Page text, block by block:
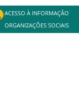
ACESSO À INFORMAÇÃO
ORGANIZAÇÕES SOCIAIS